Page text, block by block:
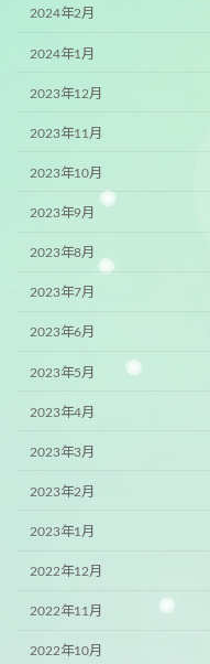
2024年2月
2024年1月
2023年12月
2023年11月
2023年10月
2023年9月
2023年8月
2023年7月
2023年6月
2023年5月
2023年4月
2023年3月
2023年2月
2023年1月
2022年12月
2022年11月
2022年10月